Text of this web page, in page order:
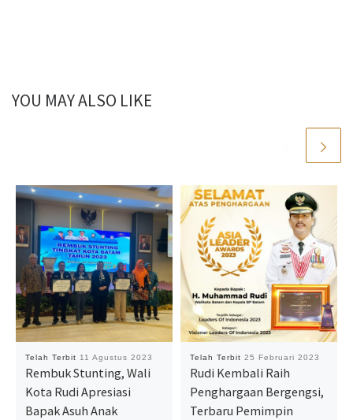
YOU MAY ALSO LIKE
Telah Terbit 11 Agustus 2023
Rembuk Stunting, Wali
Kota Rudi Apresiasi
Bapak Asuh Anak
Telah Terbit 25 Februari 2023
Rudi Kembali Raih
Penghargaan Bergengsi,
Terbaru Pemimpin